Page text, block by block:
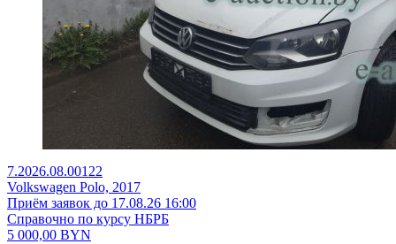
7.2026.08.00122
Volkswagen Polo, 2017
Приём заявок до 17.08.26 16:00
Справочно по курсу НБРБ
5 000,00 BYN